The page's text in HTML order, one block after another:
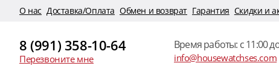
O нас Доставка/Оплата Обмен и возврат Гарантия Скидки и
8 (991) 358-10-64
Перезвоните мне
Время работы: c 11:00
info@housewatchses.com